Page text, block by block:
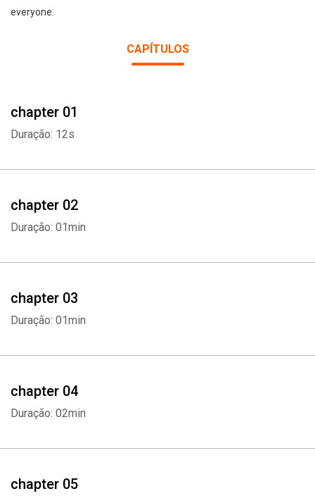
everyone.
CAPÍTULOS
chapter 01
Duração: 12s
chapter 02
Duração: 01min
chapter 03
Duração: 01min
chapter 04
Duração: 02min
chapter 05